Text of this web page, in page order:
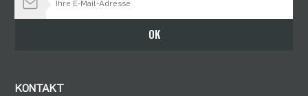
OK
KONTAKT